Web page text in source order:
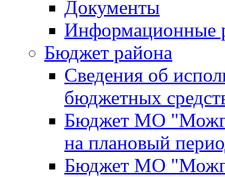
Документы
Информационные
Бюджет района
Сведения об
бюджетных
Бюджет МО
на плановый
Бюджет МО